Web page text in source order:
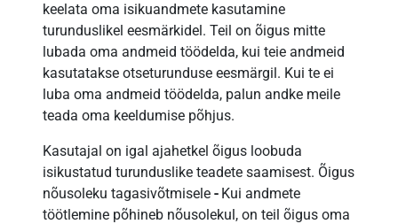
keelata oma isikuandmete kasutamine
turunduslikel eesmärkidel. Teil on õigus mitte
lubada oma andmeid töödelda, kui teie andmeid
kasutatakse otseturunduse eesmärgil. Kui te ei
luba oma andmeid töödelda, palun andke meile
teada oma keeldumise põhjus.
Kasutajal on igal ajahetkel õigus loobuda
isikustatud turunduslike teadete saamisest. Õigus
nõusoleku tagasivõtmisele -Kui andmete
töötlemine põhineb nõusolekul, on teil õigus oma